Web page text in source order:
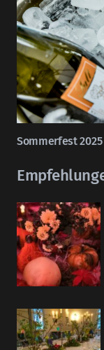
Sommerfest 2025